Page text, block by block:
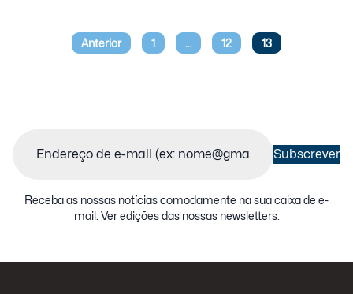
Paginação
dos
Anterior 1 … 12 13
Subscrever
Receba as nossas notícias comodamente na sua caixa de e-
mail. Ver edições das nossas newsletters.